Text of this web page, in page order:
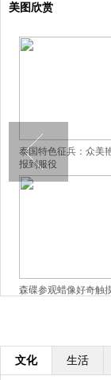
美图欣赏
泰国特色征兵：众美
报到服役
森碟参观蜡像好奇触
文化 生活